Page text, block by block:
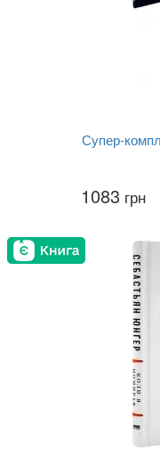
Супер-
1083 грн